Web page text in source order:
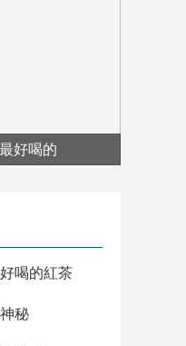
好喝的
喝的紅茶
秘